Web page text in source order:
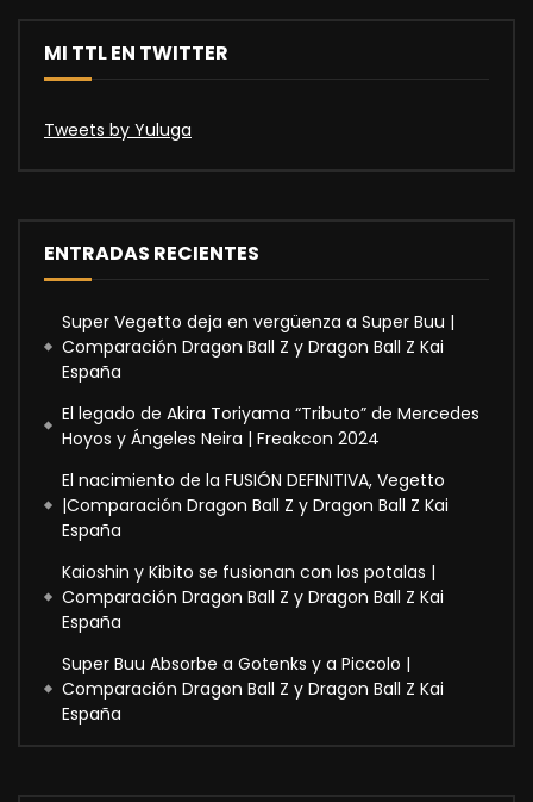
MI TTL EN TWITTER
Tweets by Yuluga
ENTRADAS RECIENTES
Super Vegetto deja en vergüenza a Super Buu |
Comparación Dragon Ball Z y Dragon Ball Z Kai
España
El legado de Akira Toriyama “Tributo” de Mercedes
Hoyos y Ángeles Neira | Freakcon 2024
El nacimiento de la FUSIÓN DEFINITIVA, Vegetto
|Comparación Dragon Ball Z y Dragon Ball Z Kai
España
Kaioshin y Kibito se fusionan con los potalas |
Comparación Dragon Ball Z y Dragon Ball Z Kai
España
Super Buu Absorbe a Gotenks y a Piccolo |
Comparación Dragon Ball Z y Dragon Ball Z Kai
España